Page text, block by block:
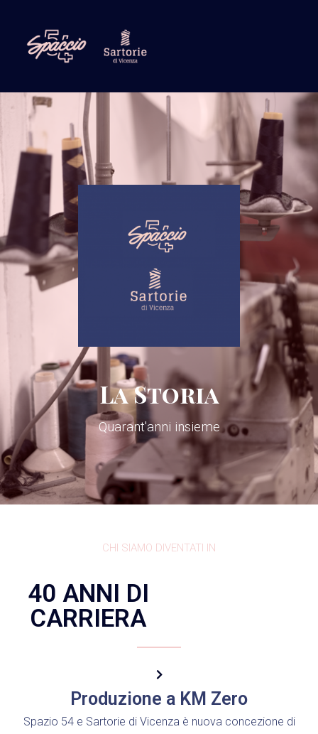
La Storia
Quarant'anni insieme
CHI SIAMO DIVENTATI IN
40 ANNI DI
CARRIERA
Produzione a KM Zero
Spazio 54 e Sartorie di Vicenza è nuova concezione di